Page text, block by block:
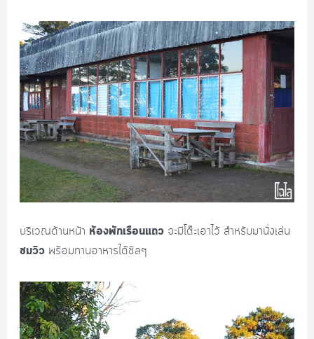
บริเวณด้านหน้า ห้องพักเรือนแถวจะมีโต๊ะเอาไว้ สำหรับมานั่งเล่น
ชมวิวพร้อมทานอาหารได้ชิลๆ